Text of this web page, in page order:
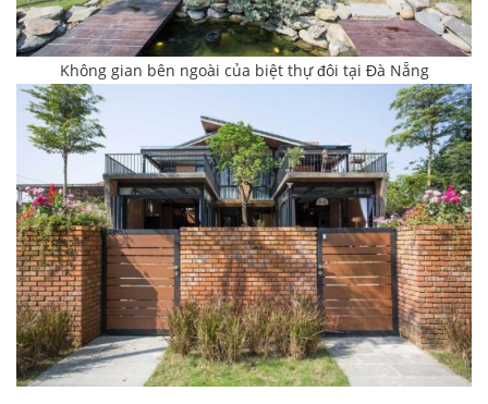
Không gian bên ngoài của biệt thự đôi tại Đà Nẵng